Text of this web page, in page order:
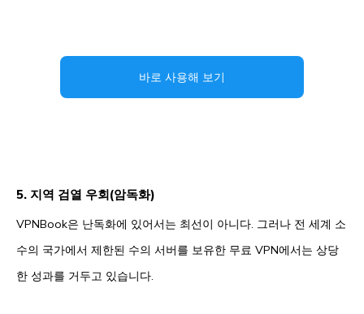
바로 사용해 보기
5. 지역 검열 우회(암독화)
VPNBook은 난독화에 있어서는 최선이 아니다. 그러나 전 세계 소
수의 국가에서 제한된 수의 서버를 보유한 무료 VPN에서는 상당
한 성과를 거두고 있습니다.